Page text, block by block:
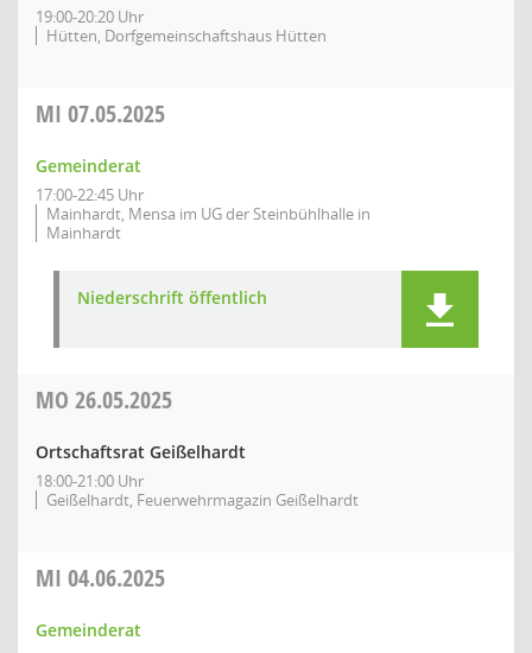
19:00-20:20 Uhr
Hütten, Dorfgemeinschaftshaus Hütten
MI 07.05.2025
Gemeinderat
17:00-22:45 Uhr
Mainhardt, Mensa im UG der Steinbühlhalle in
Mainhardt
Niederschrift öffentlich
MO 26.05.2025
Ortschaftsrat Geißelhardt
18:00-21:00 Uhr
Geißelhardt, Feuerwehrmagazin Geißelhardt
MI 04.06.2025
Gemeinderat